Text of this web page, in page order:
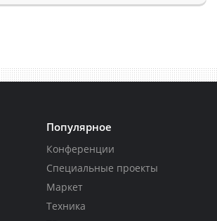
Популярное
Конференции
Специальные проекты
Маркет
Техника